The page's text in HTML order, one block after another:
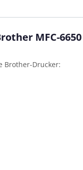
MFC-
Brother-Drucker: